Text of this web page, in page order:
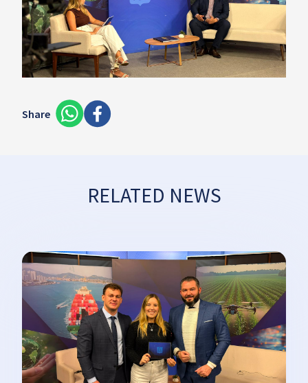
Share
RELATED NEWS